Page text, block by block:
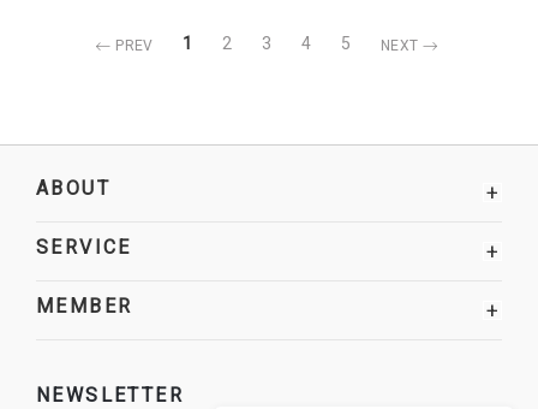
PREV 1 2 3 4 5 NEXT
ABOUT +
SERVICE +
MEMBER +
NEWSLETTER